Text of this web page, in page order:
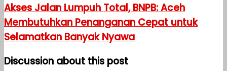
Akses Jalan Lumpuh Total, BNPB: Aceh
Membutuhkan Penanganan Cepat untuk
Selamatkan Banyak Nyawa
Discussion about this post